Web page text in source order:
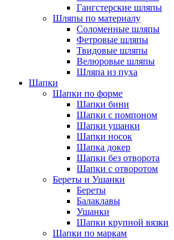
Гангстерские шляпы
Шляпы по материалу
Соломенные шляпы
Фетровые шляпы
Твидовые шляпы
Велюровые шляпы
Шляпа из пуха
Шапки
Шапки по форме
Шапки бини
Шапки с помпоном
Шапки ушанки
Шапки носок
Шапка докер
Шапки без отворота
Шапки с отворотом
Береты и Ушанки
Береты
Балаклавы
Ушанки
Шапки крупной вязки
Шапки по маркам